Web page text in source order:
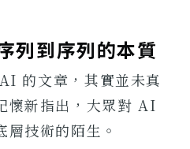
列到序列的本質
的文章，其實並未真
懷新指出，大眾對 AI
技術的陌生。